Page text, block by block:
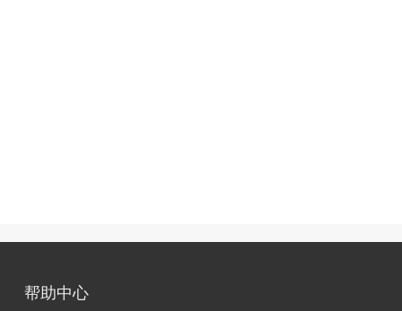
帮助中心